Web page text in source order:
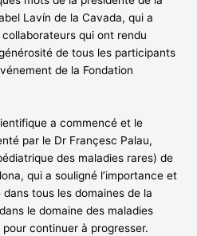
Lavín de la Cavada, qui a
qui ont rendu
de tous les participants
de la Fondation
a commencé et le
par le Dr Françesc Palau,
des maladies rares) de
​​qui a souligné l’importance et
tous les domaines de la
le domaine des maladies
continuer à progresser.